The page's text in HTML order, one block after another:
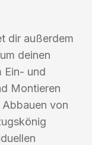
dir außerdem
deinen
Ein- und
Montieren
von